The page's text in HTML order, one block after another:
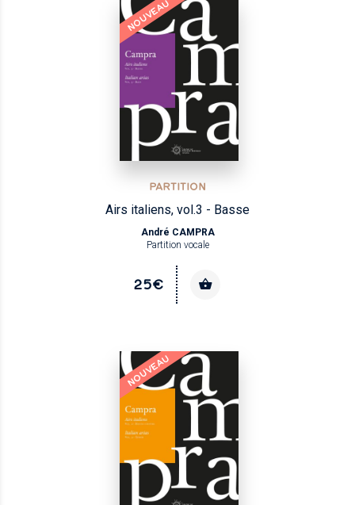
NOUVEAU
PARTITION
Airs italiens, vol.3 - Basse
André CAMPRA
Partition vocale
25€
NOUVEAU